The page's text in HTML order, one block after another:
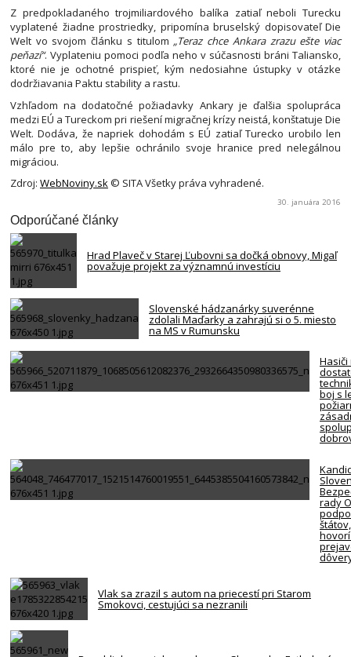
Z predpokladaného trojmiliardového balíka zatiaľ neboli Turecku
vyplatené žiadne prostriedky, pripomína bruselský dopisovateľ Die
Welt vo svojom článku s titulom „Teraz chce Ankara zrazu ešte viac
peňazí“. Vyplateniu pomoci podľa neho v súčasnosti bráni Taliansko,
ktoré nie je ochotné prispieť, kým nedosiahne ústupky v otázke
dodržiavania Paktu stability a rastu.
Vzhľadom na dodatočné požiadavky Ankary je ďalšia spolupráca
medzi EÚ a Tureckom pri riešení migračnej krízy neistá, konštatuje Die
Welt. Dodáva, že napriek dohodám s EÚ zatiaľ Turecko urobilo len
málo pre to, aby lepšie ochránilo svoje hranice pred nelegálnou
migráciou.
Zdroj: WebNoviny.sk © SITA Všetky práva vyhradené.
30. januára 2016
Odporúčané články
Hrad Plaveč v Starej Ľubovni sa dočká obnovy, Migaľ
považuje projekt za významnú investíciu
Slovenské hádzanárky suverénne
zdolali Maďarky a zahrajú si o 5. miesto
na MS v Rumunsku
Hasiči
boj s
rady
Vlak sa zrazil s autom na priecestí pri Starom
Smokovci, cestujúci sa nezranili